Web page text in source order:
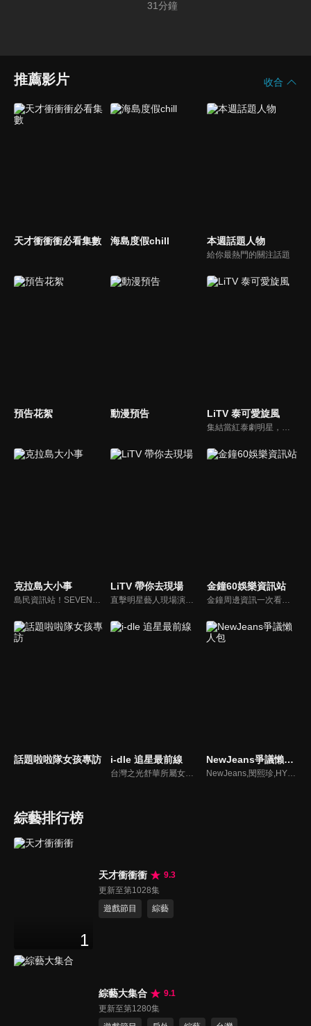
31分鐘
推薦影片 收合
天才衝衝衝必看集數 海島度假chill 本週話題人物
給你最熱門的關注話題
預告花絮 動漫預告 LiTV 泰可愛旋風
集結當紅泰劇明星，獨家揭露他們的幕後小秘密
克拉島大小事
島民資訊站！SEVENTEEN近期資訊報你知
LiTV 帶你去現場
直擊明星藝人現場演出，體驗當下火熱氣氛
金鐘60娛樂資訊站
金鐘周邊資訊一次看，一起預測金鐘得主！
話題啦啦隊女孩專訪 i-dle 追星最前線
台灣之光舒華所屬女團最新消息報你知
NewJeans爭議懶人包
綜藝排行榜
1
天才衝衝衝
9.3
更新至第1028集
遊戲節目
綜藝
綜藝大集合
9.1
更新至第1280集